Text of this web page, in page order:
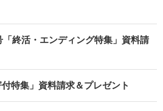
終活・エンディング特集」資料請
特集」資料請求＆プレゼント